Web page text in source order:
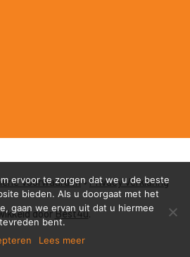
Voorwaarden•Privacy Verklaring
doorBest4u.
ervoor te zorgen dat we u de beste
bieden. Als u doorgaat met het
gaan we ervan uit dat u hiermee
tevreden bent.
Lees meer